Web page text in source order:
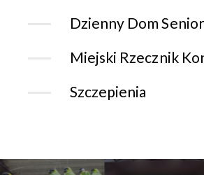
Dzienny Dom
Miejski Rzecznik
Szczepienia